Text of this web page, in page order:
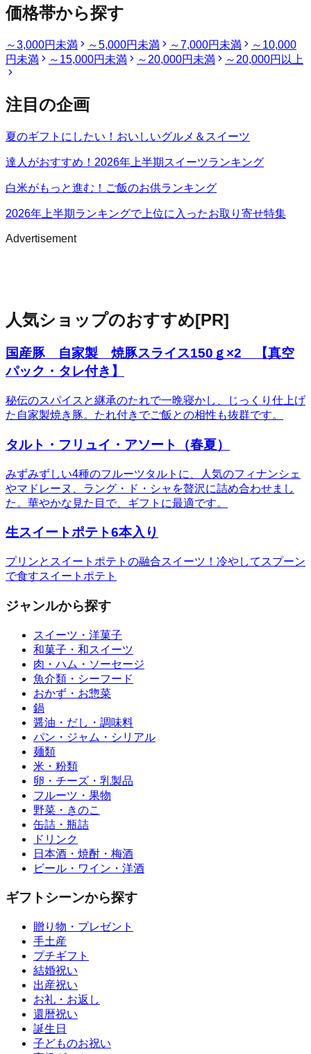
価格帯から探す
～3,000円未満 ～5,000円未満 ～7,000円未満
～10,000
円未満
～15,000円未満 ～20,000円未満 ～20,000円以上
注目の企画
夏のギフトにしたい！おいしいグルメ＆スイーツ
達人がおすすめ！2026年上半期スイーツランキング
白米がもっと進む！ご飯のお供ランキング
2026年上半期ランキングで上位に入ったお取り寄せ特集
Advertisement
人気ショップのおすすめ[PR]
国産豚 自家製 焼豚スライス150ｇ×2 【真空
パック・タレ付き】
秘伝のスパイスと継承のたれで一晩寝かし、じっくり仕上げ
た自家製焼き豚。たれ付きでご飯との相性も抜群です。
タルト・フリュイ・アソート（春夏）
みずみずしい4種のフルーツタルトに、人気のフィナンシェ
やマドレーヌ、ラング・ド・シャを贅沢に詰め合わせまし
た。華やかな見た目で、ギフトに最適です。
生スイートポテト6本入り
プリンとスイートポテトの融合スイーツ！冷やしてスプーン
で食すスイートポテト
ジャンルから探す
スイーツ・洋菓子
和菓子・和スイーツ
肉・ハム・ソーセージ
魚介類・シーフード
おかず・お惣菜
鍋
醤油・だし・調味料
パン・ジャム・シリアル
麺類
米・粉類
卵・チーズ・乳製品
フルーツ・果物
野菜・きのこ
缶詰・瓶詰
ドリンク
日本酒・焼酎・梅酒
ビール・ワイン・洋酒
ギフトシーンから探す
贈り物・プレゼント
手土産
プチギフト
結婚祝い
出産祝い
お礼・お返し
還暦祝い
誕生日
子どものお祝い